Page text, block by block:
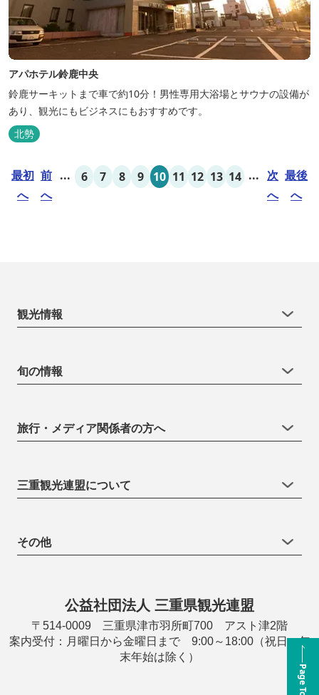
アパホテル鈴鹿中央
鈴鹿サーキットまで車で約10分！男性専用大浴場とサウナの設備が
あり、観光にもビジネスにもおすすめです。
北勢
最初
へ
前
へ
... 6 7 8 9 10 11 12 13 14 ... 次
へ
最後
へ
Page Top
観光情報
旬の情報
旅行・メディア関係者の方へ
三重観光連盟について
その他
公益社団法人 三重県観光連盟
〒514-0009 三重県津市羽所町700 アスト津2階
案内受付：月曜日から金曜日まで 9:00～18:00（祝日・年
末年始は除く）